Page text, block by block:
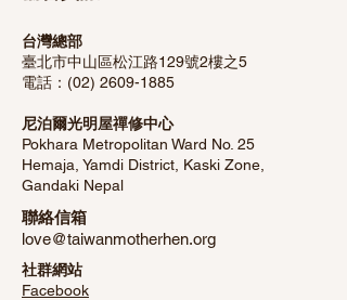
台灣總部
臺北市中山區松江路129號2樓之5
​電話：(02) 2609-1885
​尼泊爾光明屋禪修中心
Pokhara Metropolitan Ward No. 25
Hemaja, Yamdi District, Kaski Zone,
Gandaki Nepal
聯絡信箱
love@taiwanmotherhen.org
社群網站
Facebook